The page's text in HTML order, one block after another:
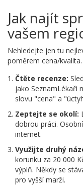
Jak najít
vašem
Nehledejte jen tu
poměrem cena/
Čtěte recenze:
jako SeznamLékaři
slovu "cena" a
Zeptejte se okolí:
dobrou práci.
internet.
Využijte druhý
korunku za 20 000
výplň. Někdy se
pro vyšší marži.